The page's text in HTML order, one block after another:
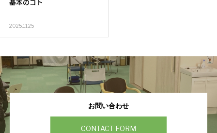
基本のコト
2025.11.25
お問い合わせ
CONTACT FORM